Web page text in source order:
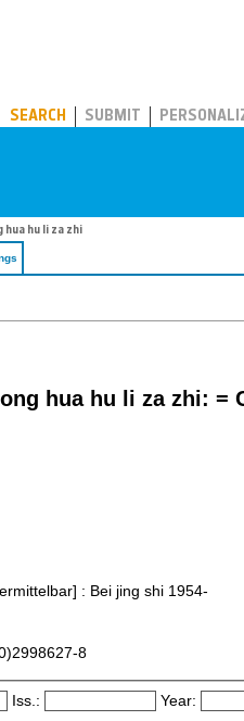
SEARCH SUBMIT
hua hu li za zhi
hua hu li za zhi: =
: Bei jing shi 1954-
8
Iss.: Year: